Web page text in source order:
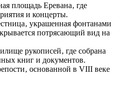
площадь Еревана‚ где
и концерты.
украшенная фонтанами
потрясающий вид на
рукописей‚ где собрана
книг и документов.
основанной в VIII веке